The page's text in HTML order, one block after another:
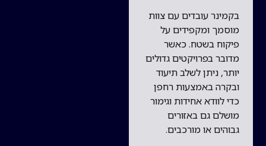
בקמינר עובדים עם צוות
מוסמך ומקפידים על
פיקוח בשטח. כאשר
מדובר בפרויקטים גדולים
יותר, ניתן לשלב תיעוד
ובקרה באמצעות רחפן
כדי לוודא אחידות וגימור
מושלם גם באזורים
גבוהים או מורכבים.